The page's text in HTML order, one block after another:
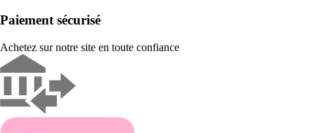
Paiement sécurisé
Achetez sur notre site en toute confiance